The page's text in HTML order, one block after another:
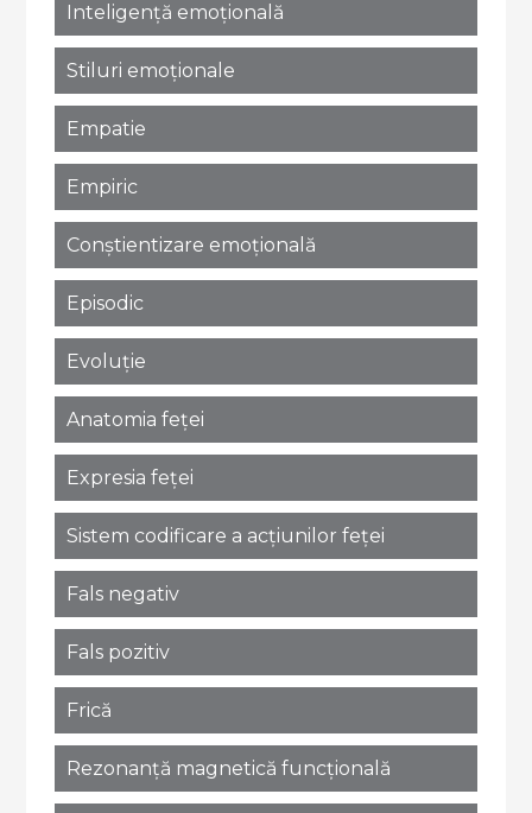
Inteligență emoțională
Stiluri emoționale
Empatie
Empiric
Conștientizare emoțională
Episodic
Evoluție
Anatomia feței
Expresia feței
Sistem codificare a acțiunilor feței
Fals negativ
Fals pozitiv
Frică
Rezonanță magnetică funcțională